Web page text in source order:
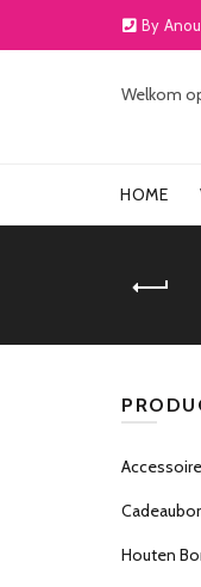
By
Welkom
HOME
Houten